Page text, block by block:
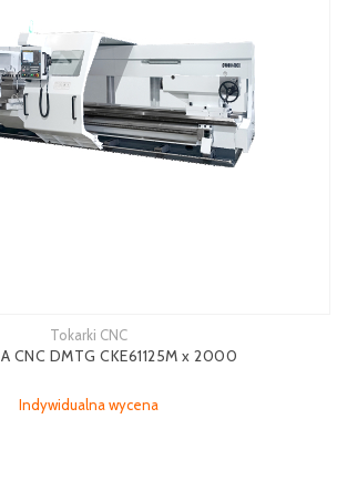
Tokarki CNC
CNC DMTG CKE61125M x 2000
Indywidualna wycena